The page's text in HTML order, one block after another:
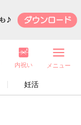
妊活
内祝い メニュー